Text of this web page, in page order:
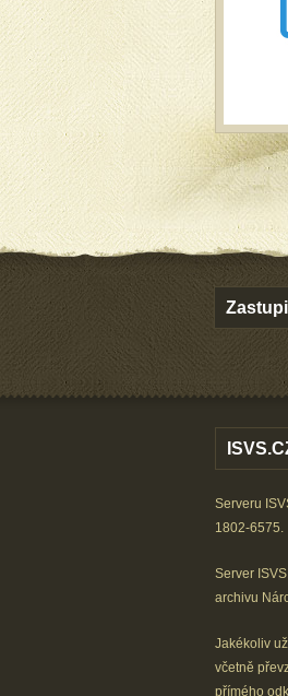
Serveru
1802-6575.
Server
archivu
Jakékoliv
včetně
přímého